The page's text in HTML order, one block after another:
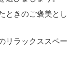
ときのご褒美とし
リラックススペー